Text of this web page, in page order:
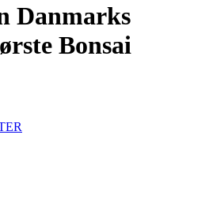
Danmarks
Bonsai